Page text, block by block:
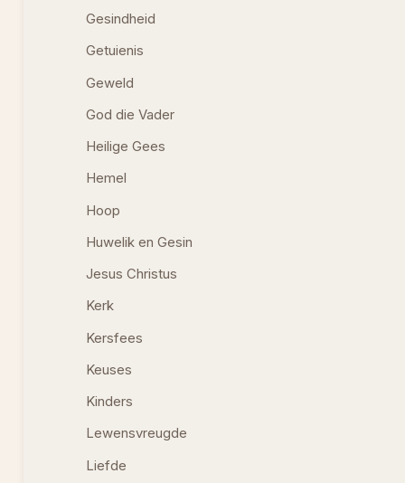
Gesindheid
Getuienis
Geweld
God die Vader
Heilige Gees
Hemel
Hoop
Huwelik en Gesin
Jesus Christus
Kerk
Kersfees
Keuses
Kinders
Lewensvreugde
Liefde